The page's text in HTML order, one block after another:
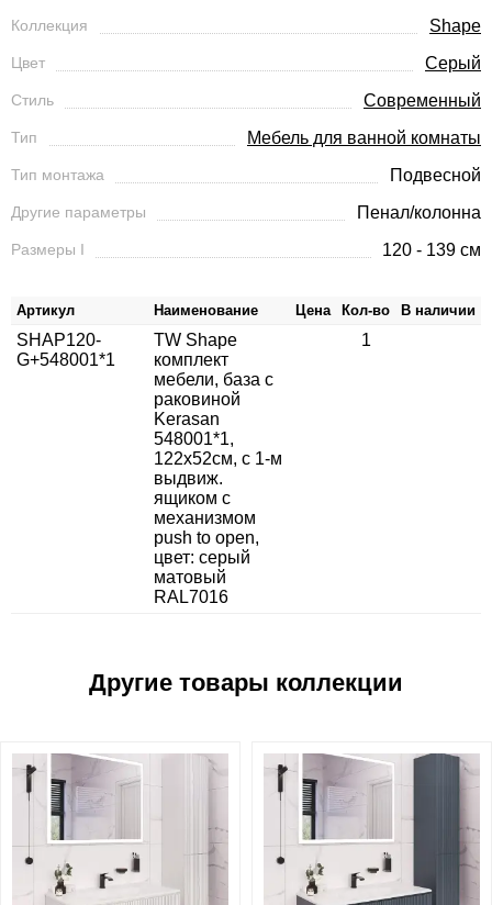
Коллекция Shape
Цвет Серый
Стиль Современный
Тип Мебель для ванной комнаты
Тип монтажа Подвесной
Другие параметры Пенал/колонна
Размеры I 120 - 139 см
Артикул Наименование Цена Кол-во В наличии
SHAP120-
G+548001*1
TW Shape
комплект
мебели, база с
раковиной
Kerasan
548001*1,
122х52см, с 1-м
выдвиж.
ящиком с
механизмом
push to open,
цвет: серый
матовый
RAL7016
1